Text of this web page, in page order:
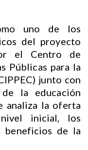
uno de los
del proyecto
el Centro de
Públicas para la
junto con
la educación
analiza la oferta
inicial, los
beneficios de la